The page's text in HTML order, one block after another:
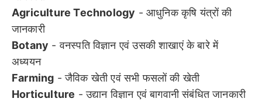
Agriculture Technology - आधुनिक कृषि यंत्रों की
जानकारी
Botany - वनस्पति विज्ञान एवं उसकी शाखाएं के बारे में
अध्ययन
Farming - जैविक खेती एवं सभी फसलों की खेती
Horticulture - उद्यान विज्ञान एवं बागवानी संबंधित जानकारी